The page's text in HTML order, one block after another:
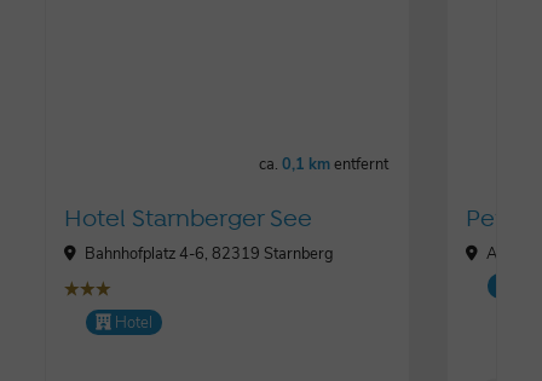
ca.0,1 kmentfernt
Hotel Starnberger See
Bahnhofplatz 4-6, 82319 Starnberg
țțț
Hotel